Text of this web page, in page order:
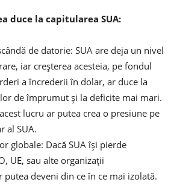
duce la capitularea SUA:
de datorie: SUA are deja un nivel
iar creșterea acesteia, pe fondul
a încrederii în dolar, ar duce la
de împrumut și la deficite mai mari.
lucru ar putea crea o presiune pe
al SUA.
globale: Dacă SUA își pierde
UE, sau alte organizații
putea deveni din ce în ce mai izolată.